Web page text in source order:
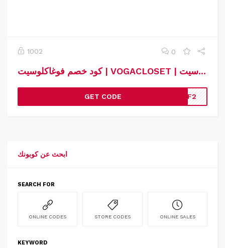
1002 0
كود خصم فوغاكلوسيت | VOGACLOSET | كوبون خصم فوغاكلوسيت
GET CODE TAF2
ابحث عن كوبونك
SEARCH FOR
ONLINE CODES STORE CODES ONLINE SALES
KEYWORD